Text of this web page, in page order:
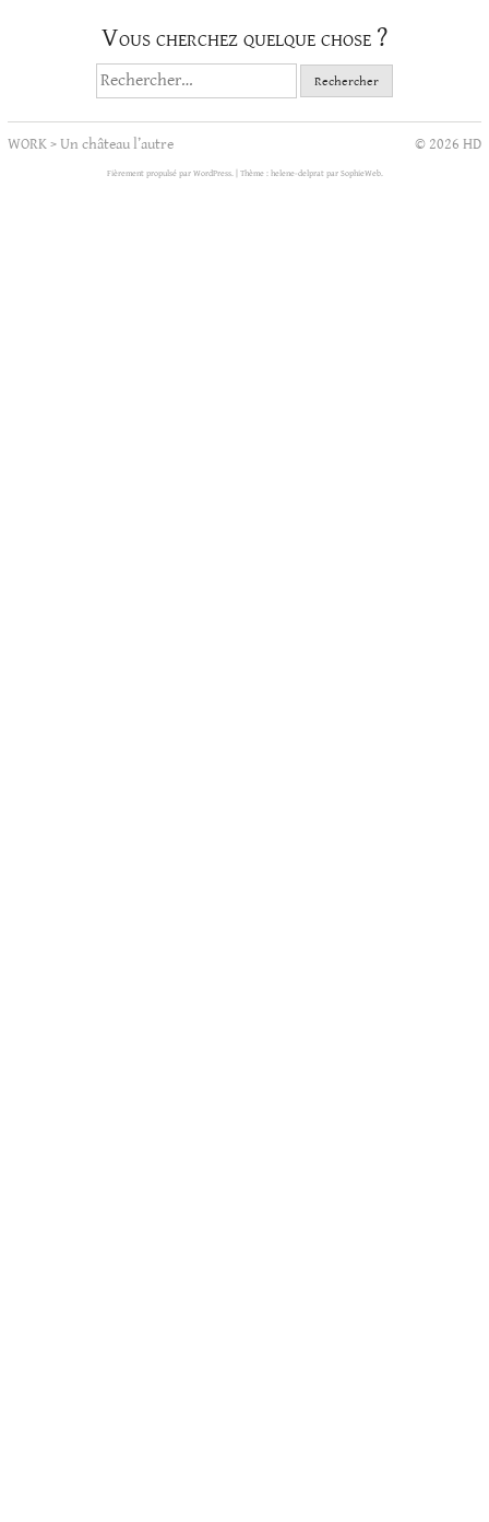
Vous cherchez quelque chose ?
Rechercher :
WORK>Un château l’autre © 2026 HD
Fièrement propulsé par WordPress. Thème : helene-delprat par SophieWeb.